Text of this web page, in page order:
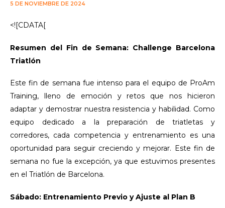
5 DE NOVIEMBRE DE 2024
<![CDATA[
Resumen del Fin de Semana: Challenge Barcelona
Triatlón
Este fin de semana fue intenso para el equipo de ProAm
Training, lleno de emoción y retos que nos hicieron
adaptar y demostrar nuestra resistencia y habilidad. Como
equipo dedicado a la preparación de triatletas y
corredores, cada competencia y entrenamiento es una
oportunidad para seguir creciendo y mejorar. Este fin de
semana no fue la excepción, ya que estuvimos presentes
en el Triatlón de Barcelona.
Sábado: Entrenamiento Previo y Ajuste al Plan B